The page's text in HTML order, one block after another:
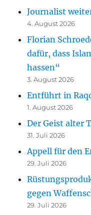
Journalist
4. August 2026
Florian
dafür, dass
hassen“
3. August 2026
Entführt in
1. August 2026
Der Geist alter
31. Juli 2026
Appell für den
29. Juli 2026
gegen
29. Juli 2026